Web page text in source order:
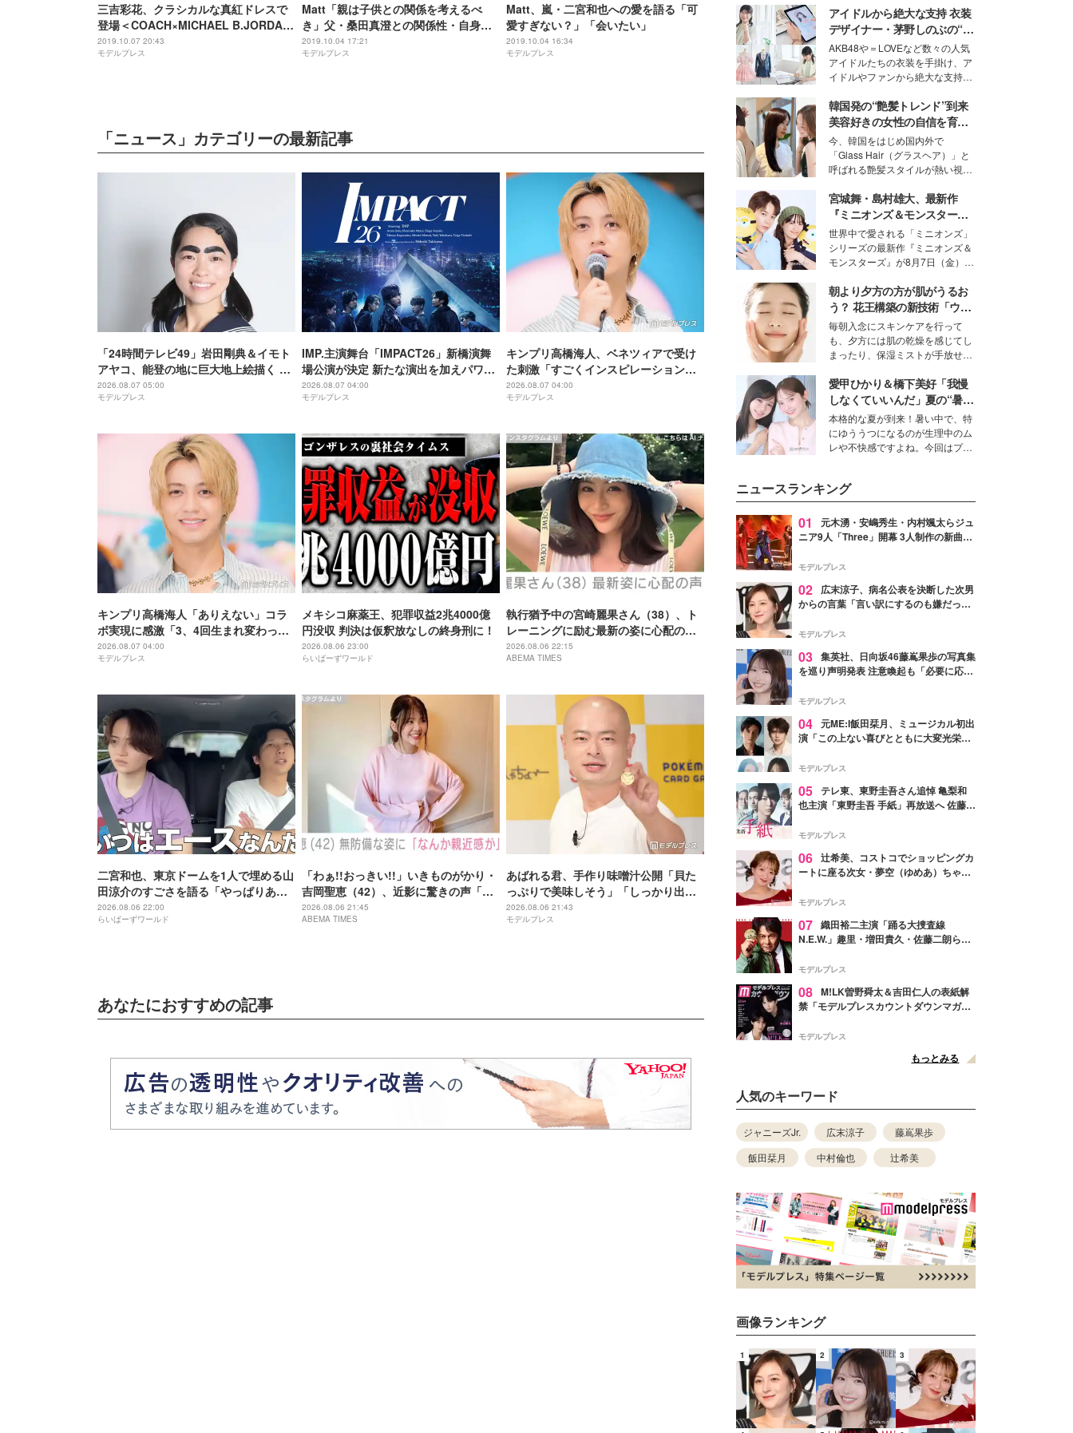
三吉彩花、クラシカルな真紅ドレスで
登場＜COACH×MICHAEL B.JORDAN
コレクション＞
2019.10.07 20:43
モデルプレス
Matt「親は子供との関係を考えるべ
き」父・桑田真澄との関係性・自身の
モットー語る
2019.10.04 17:21
モデルプレス
Matt、嵐・二宮和也への愛を語る「可
愛すぎない？」「会いたい」
2019.10.04 16:34
モデルプレス
「ニュース」カテゴリーの最新記事
「24時間テレビ49」岩田剛典＆イモト
アヤコ、能登の地に巨大地上絵描く 完
成披露にはサプライズアーティストも
登場予定
2026.08.07 05:00
モデルプレス
IMP.主演舞台「IMPACT26」新橋演舞
場公演が決定 新たな演出を加えパワー
アップ
2026.08.07 04:00
モデルプレス
キンプリ高橋海人、ベネツィアで受け
た刺激「すごくインスピレーション溢
れる街」
2026.08.07 04:00
モデルプレス
キンプリ高橋海人「ありえない」コラ
ボ実現に感激「3、4回生まれ変わって
もできない」
2026.08.07 04:00
モデルプレス
メキシコ麻薬王、犯罪収益2兆4000億
円没収 判決は仮釈放なしの終身刑に！
2026.08.06 23:00
らいばーずワールド
執行猶予中の宮崎麗果さん（38）、ト
レーニングに励む最新の姿に心配の声
「痩せ過ぎ」「なんだか痛々しい…」
2026.08.06 22:15
ABEMA TIMES
二宮和也、東京ドームを1人で埋める山
田涼介のすごさを語る「やっぱりあい
つはエース」
2026.08.06 22:00
らいばーずワールド
「わぁ!!おっきい!!」いきものがかり・
吉岡聖恵（42）、近影に驚きの声「な
にこれ…大好き」「なんか親近感が」
2026.08.06 21:45
ABEMA TIMES
あばれる君、手作り味噌汁公開「貝た
っぷりで美味しそう」「しっかり出汁
が出てそう」の声
2026.08.06 21:43
モデルプレス
あなたにおすすめの記事
アイドルから絶大な支持 衣装
デザイナー・茅野しのぶの“可
愛い”を作る美学＜「シチズン
クロスシー」インタビュー＞
AKB48や＝LOVEなど数々の人気
アイドルたちの衣装を手掛け、ア
イドルやファンから絶大な支持を
取締役兼クリエイティブディレク
ター・茅野しのぶ。一人ひとりの
個性に寄り添い、魅力を引き出す
衣装作りは、多くの女性たちに勇
気と自信を与え続けている。
韓国発の“艶髪トレンド”到来
美容好きの女性の自信を育む
「ヘアケア事情」って？
今、韓国をはじめ国内外で
「Glass Hair（グラスヘア）」と
呼ばれる艶髪スタイルが熱い視線
ションの完成度を高めるベースと
して、“髪そのものの美しさ”に改
めて注目する人が増えている様
子。今回は、そんな憧れの艶やか
な髪を日常で叶える、美容好きの
女性たちのヘアケア事情を紹介し
ます。
宮城舞・島村雄大、最新作
『ミニオンズ＆モンスター
ズ』の魅力熱弁 ハチャメチャ
だけじゃない“友情と絆”に感
動
世界中で愛される「ミニオンズ」
シリーズの最新作『ミニオンズ＆
モンスターズ』が8月7日（金）に
ニオン好き”という共通点を持つモ
デルの宮城舞と島村雄大の特別対
談をお届け！それぞれの視点か
ら、今作ならではの魅力や予想外
の感動をもたらす奥深いストーリ
ーについて熱く語り合ってもらっ
た。
朝より夕方の方が肌がうるお
う？ 花王構築の新技術「ウォ
ーターキャプチャリングスキ
ン（捕水肌）」がスキンケア
の常識を変える予感
毎朝入念にスキンケアを行って
も、夕方には肌の乾燥を感じてし
まったり、保湿ミストが手放せな
な美容の常識を大きく変える可能
性を秘めた、革新的な「Water
Capturing Skin（ウォーターキャ
プチャリングスキン：捕水肌）」
技術を、花王が構築した。
愛甲ひかり＆橋下美好「我慢
しなくていいんだ」夏の“暑さ
対策”の新しい選択肢とは？
本格的な夏が到来！暑い中で、特
にゆううつになるのが生理中のム
レや不快感ですよね。今回はプラ
好さんを迎えて本音で女子会トー
ク。猛暑のお出かけを快適に過ご
すヒントや、2人が感動した夏の
生理の新常識にも迫りました。
ニュースランキング
01
元木湧・安嶋秀生・内村颯太らジュ
ニア9人「Three」開幕 3人制作の新曲＆
進んで夢を掴みたい」【ゲネプロレポ】
モデルプレス
02
広末涼子、病名公表を決断した次男
からの言葉「言い訳にするのも嫌だっ
モデルプレス
03 集英社、日向坂46藤嶌果歩の写真集
を巡り声明発表 注意喚起も「必要に応じ
モデルプレス
04 元ME:I飯田栞月、ミュージカル初出
演「この上ない喜びとともに大変光栄」
ャスト発表
モデルプレス
05 テレ東、東野圭吾さん追悼 亀梨和
也主演「東野圭吾 手紙」再放送へ 佐藤隆
モデルプレス
06 辻希美、コストコでショッピングカ
ートに座る次女・夢空（ゆめあ）ちゃん
ぎ」「成長を感じる」の声
モデルプレス
07 織田裕二主演「踊る大捜査線
N.E.W.」趣里・増田貴久・佐藤二朗ら新
徴する“謎のキーワード”も
モデルプレス
08 M!LK曽野舜太＆吉田仁人の表紙解
禁「モデルプレスカウントダウンマガジ
モデルプレス
もっとみる
人気のキーワード
ジャニーズJr. 広末涼子
藤嶌果歩
飯田栞月
中村倫也 辻希美
画像ランキング
1 2 3